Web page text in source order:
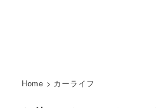
Home > カーライフ